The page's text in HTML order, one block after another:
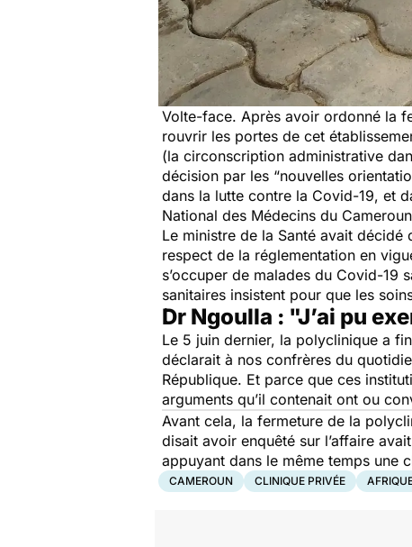
Volte-face. Après avoir ordonné la
rouvrir les portes de cet
(la circonscription administrative
décision par les “nouvelles
dans la lutte contre la Covid-19, et
National des Médecins du
Le ministre de la Santé avait
respect de la réglementation en
s’occuper de malades du Covid-19
sanitaires insistent pour que les
Dr Ngoulla : "J’ai pu
Le 5 juin dernier, la polyclinique a
déclarait à nos confrères du
République. Et parce que ces
arguments qu’il contenait ont ou
Avant cela, la fermeture de la
disait avoir enquêté sur l’affaire
appuyant dans le même temps une
CAMEROUN CLINIQUE PRIVÉE